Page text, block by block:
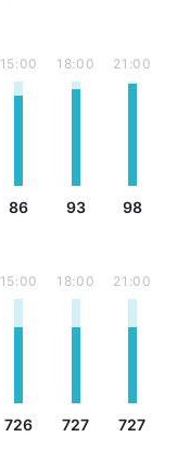
15:00
86
18:00
93
21:00
98
15:00
726
18:00
727
21:00
727